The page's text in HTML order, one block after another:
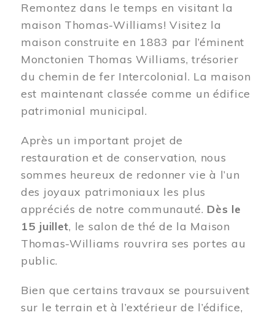
Remontez dans le temps en visitant la
maison Thomas-Williams! Visitez la
maison construite en 1883 par l’éminent
Monctonien Thomas Williams, trésorier
du chemin de fer Intercolonial. La maison
est maintenant classée comme un édifice
patrimonial municipal.
Après un important projet de
restauration et de conservation, nous
sommes heureux de redonner vie à l’un
des joyaux patrimoniaux les plus
appréciés de notre communauté. Dès le
15 juillet, le salon de thé de la Maison
Thomas-Williams rouvrira ses portes au
public.
Bien que certains travaux se poursuivent
sur le terrain et à l’extérieur de l’édifice,